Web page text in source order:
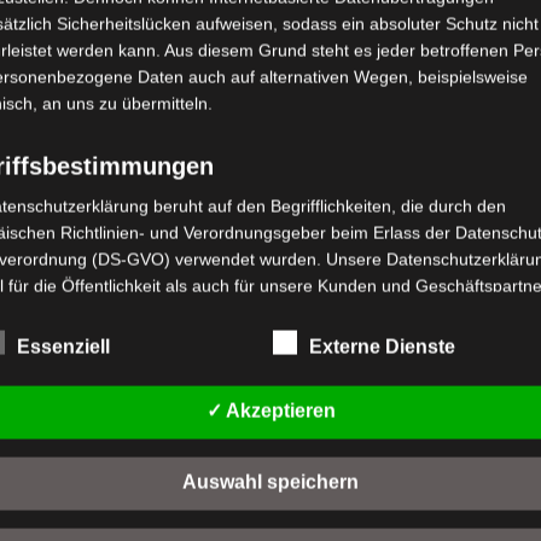
Versand
II
IN DEN WARENKORB
Kostenloser Versand
VISTA VORDERE
Bewertet
189,00
IN DEN WARENKORB
Sicherheitslücken aufweisen, sodass ein absoluter Schutz nicht
werden kann. Aus diesem Grund steht es jeder betroffenen
Daten auch auf alternativen Wegen, beispielsweise
an uns zu übermitteln.
beruht auf den Begrifflichkeiten, die durch den
Richtlinien- und Verordnungsgeber beim Erlass der
(DS-GVO) verwendet wurden. Unsere
für die Öffentlichkeit als auch für unsere Kunden und
Begrifflichkeiten erläutern.
a) personenbezogene Daten
Personenbezogene Daten sind alle Informationen, die sich auf eine
identifizierte oder identifizierbare natürliche Person (im Folgenden
"betroffene Person") beziehen. Als identifizierbar wird eine natürliche
Essenziell Externe Dienste
✓ Akzeptieren
Auswahl speichern